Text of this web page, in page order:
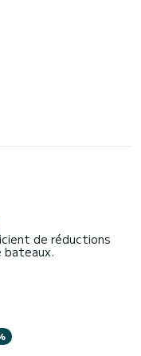
de réductions
bateaux.